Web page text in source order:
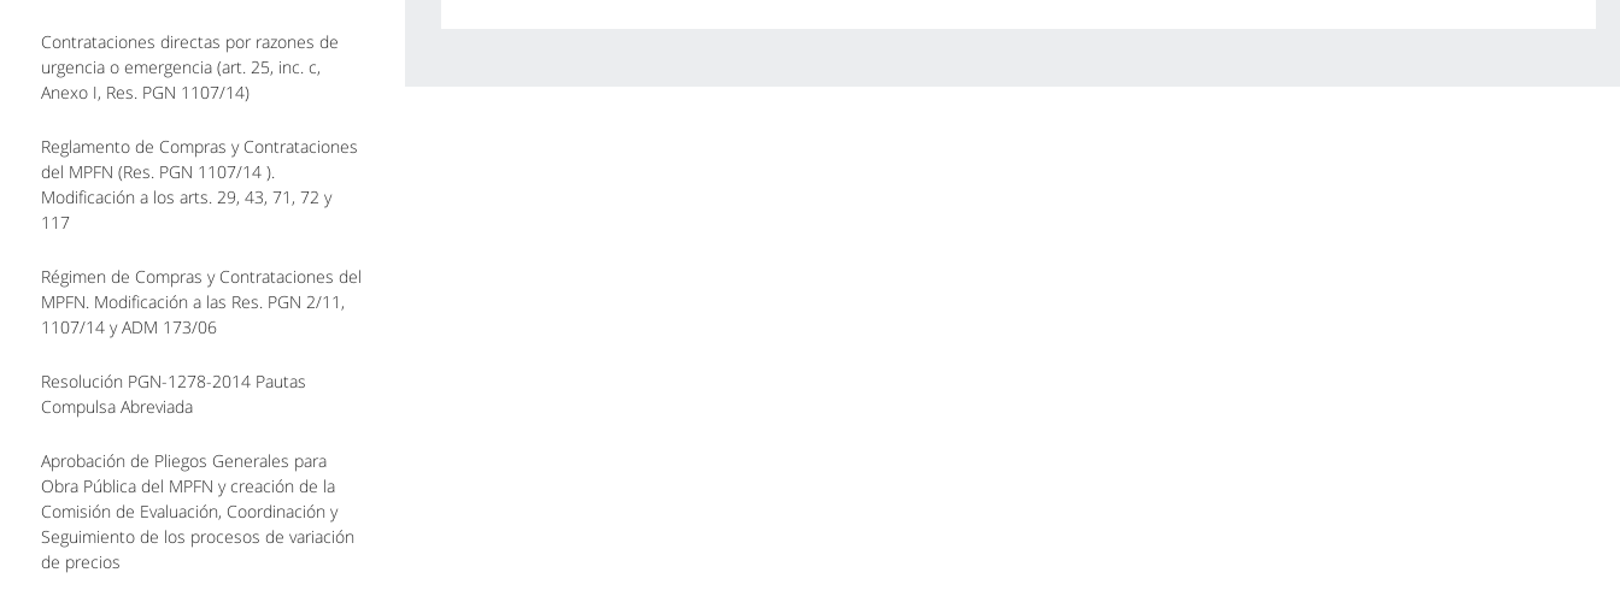
Contrataciones directas por razones de
urgencia o emergencia (art. 25, inc. c,
Anexo I, Res. PGN 1107/14)
Reglamento de Compras y Contrataciones
del MPFN (Res. PGN 1107/14 ).
Modificación a los arts. 29, 43, 71, 72 y
117
Régimen de Compras y Contrataciones del
MPFN. Modificación a las Res. PGN 2/11,
1107/14 y ADM 173/06
Resolución PGN-1278-2014 Pautas
Compulsa Abreviada
Aprobación de Pliegos Generales para
Obra Pública del MPFN y creación de la
Comisión de Evaluación, Coordinación y
Seguimiento de los procesos de variación
de precios